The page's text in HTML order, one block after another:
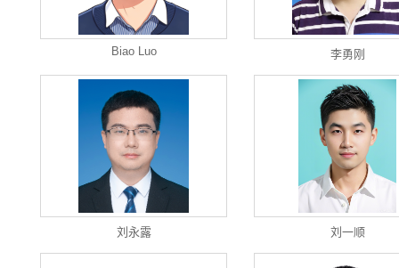
Biao Luo 李勇刚
刘永露 刘一顺